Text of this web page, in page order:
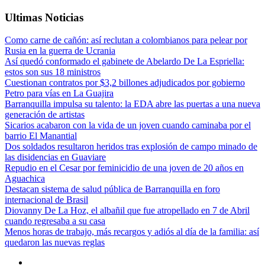
Ultimas Noticias
Como carne de cañón: así reclutan a colombianos para pelear por
Rusia en la guerra de Ucrania
Así quedó conformado el gabinete de Abelardo De La Espriella:
estos son sus 18 ministros
Cuestionan contratos por $3,2 billones adjudicados por gobierno
Petro para vías en La Guajira
Barranquilla impulsa su talento: la EDA abre las puertas a una nueva
generación de artistas
Sicarios acabaron con la vida de un joven cuando caminaba por el
barrio El Manantial
Dos soldados resultaron heridos tras explosión de campo minado de
las disidencias en Guaviare
Repudio en el Cesar por feminicidio de una joven de 20 años en
Aguachica
Destacan sistema de salud pública de Barranquilla en foro
internacional de Brasil
Diovanny De La Hoz, el albañil que fue atropellado en 7 de Abril
cuando regresaba a su casa
Menos horas de trabajo, más recargos y adiós al día de la familia: así
quedaron las nuevas reglas